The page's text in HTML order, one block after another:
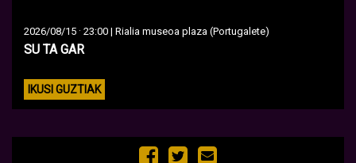
2026/08/15 · 23:00 | Rialia museoa plaza (Portugalete)
SU TA GAR
IKUSI GUZTIAK